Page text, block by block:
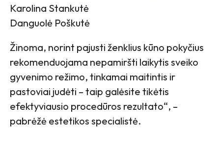
Karolina Stankutė
Danguolė Poškutė
Žinoma, norint pajusti ženklius kūno pokyčius
rekomenduojama nepamiršti laikytis sveiko
gyvenimo režimo, tinkamai maitintis ir
pastoviai judėti – taip galėsite tikėtis
efektyviausio procedūros rezultato“, –
pabrėžė estetikos specialistė.